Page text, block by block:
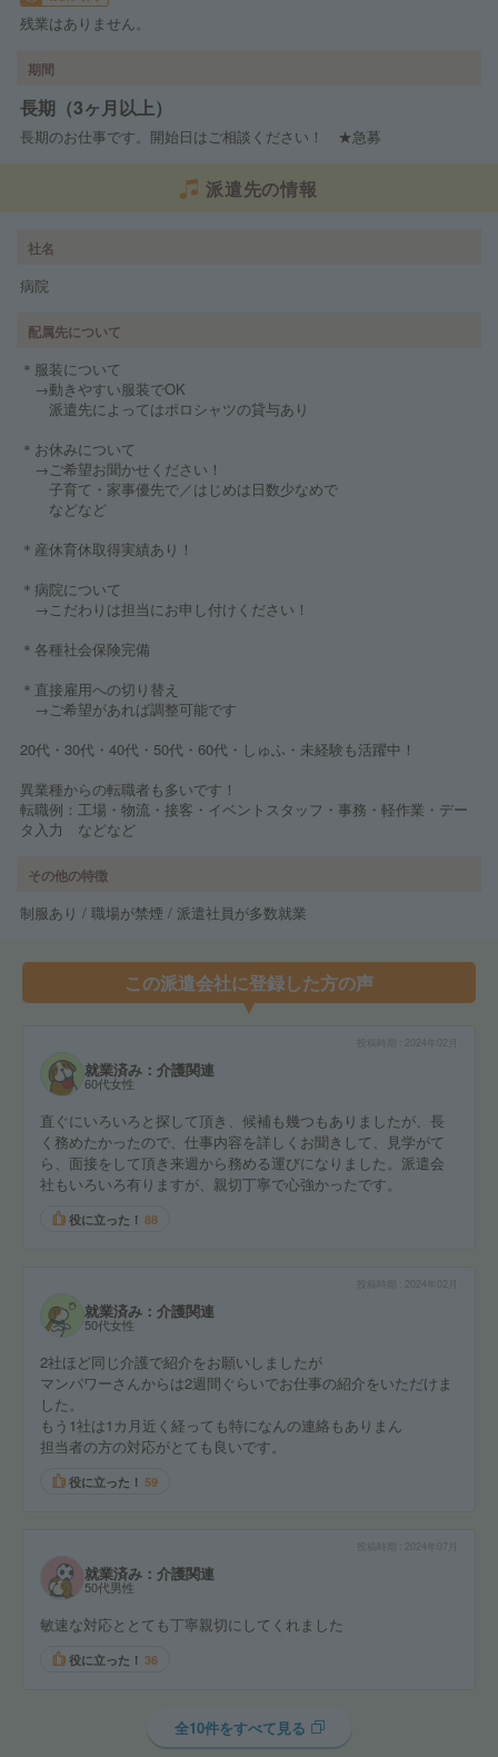
残業はありません。
期間
長期（3ヶ月以上）
長期のお仕事です。開始日はご相談ください！ ★急募
派遣先の情報
社名
病院
配属先について
＊服装について
→動きやすい服装でOK
派遣先によってはポロシャツの貸与あり
＊お休みについて
→ご希望お聞かせください！
子育て・家事優先で／はじめは日数少なめで
などなど
＊産休育休取得実績あり！
＊病院について
→こだわりは担当にお申し付けください！
＊各種社会保険完備
＊直接雇用への切り替え
→ご希望があれば調整可能です
20代・30代・40代・50代・60代・しゅふ・未経験も活躍中！
異業種からの転職者も多いです！
転職例：工場・物流・接客・イベントスタッフ・事務・軽作業・デー
タ入力 などなど
その他の特徴
制服あり / 職場が禁煙 / 派遣社員が多数就業
この派遣会社に登録した方の声
2024年02月
就業済み：介護関連
60代女性
直ぐにいろいろと探して頂き、候補も幾つもありましたが、長
く務めたかったので、仕事内容を詳しくお聞きして、見学がて
ら、面接をして頂き来週から務める運びになりました。派遣会
社もいろいろ有りますが、親切丁寧で心強かったです。
役に立った！ 88
2024年02月
就業済み：介護関連
50代女性
2社ほど同じ介護で紹介をお願いしましたが
マンパワーさんからは2週間ぐらいでお仕事の紹介をいただけま
した。
もう1社は1カ月近く経っても特になんの連絡もありまん
担当者の方の対応がとても良いです。
役に立った！ 59
2024年07月
就業済み：介護関連
50代男性
敏速な対応ととても丁寧親切にしてくれました
役に立った！ 36
全10件をすべて見る